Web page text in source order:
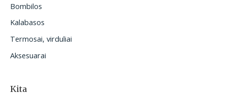
Bombilos
Kalabasos
Termosai, virduliai
Aksesuarai
Kita